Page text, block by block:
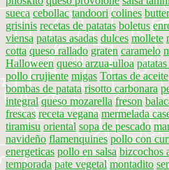
sueca cebollac tandoori colines
grisinis recetas de patatas boletus
viensa patatas asadas dulces mollete
cotta queso rallado graten caramelo
Halloween queso arzua-ulloa
pollo crujiente migas Tortas de aceite
bombas de patata risotto carbonara
integral queso mozarella freson
frescas receta vegana mermelada
tiramisu oriental sopa de pescado
navideño flamenquines pollo con
energeticas pollo en salsa bizcochos
temporada pate vegetal montadito